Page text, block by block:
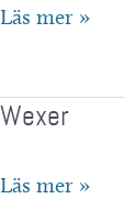
Östgöta
Läs mer »
Wexer
Wexer
Läs mer »